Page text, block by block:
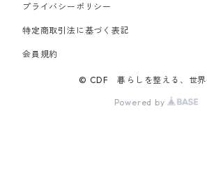
プライバシーポリシー
特定商取引法に基づく表記
会員規約
© CDF 暮らしを整える、世界
Powered by